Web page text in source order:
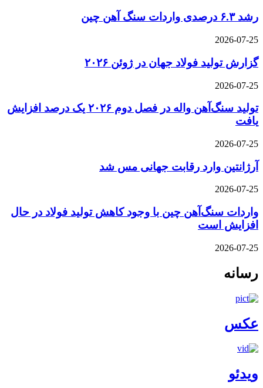
رشد ۶.۳ درصدی واردات سنگ آهن چین
2026-07-25
گزارش تولید فولاد جهان در ژوئن ۲۰۲۶
2026-07-25
تولید سنگ‌آهن واله در فصل دوم ۲۰۲۶ یک درصد افزایش
یافت
2026-07-25
آرژانتین وارد رقابت جهانی مس شد
2026-07-25
واردات سنگ‌آهن چین با وجود کاهش تولید فولاد در حال
افزایش است
2026-07-25
رسانه
عکس
ویدئو